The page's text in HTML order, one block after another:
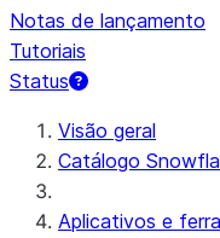
Notas de lançamento
Tutoriais
Status
Visão geral
Catálogo
Aplicativos e